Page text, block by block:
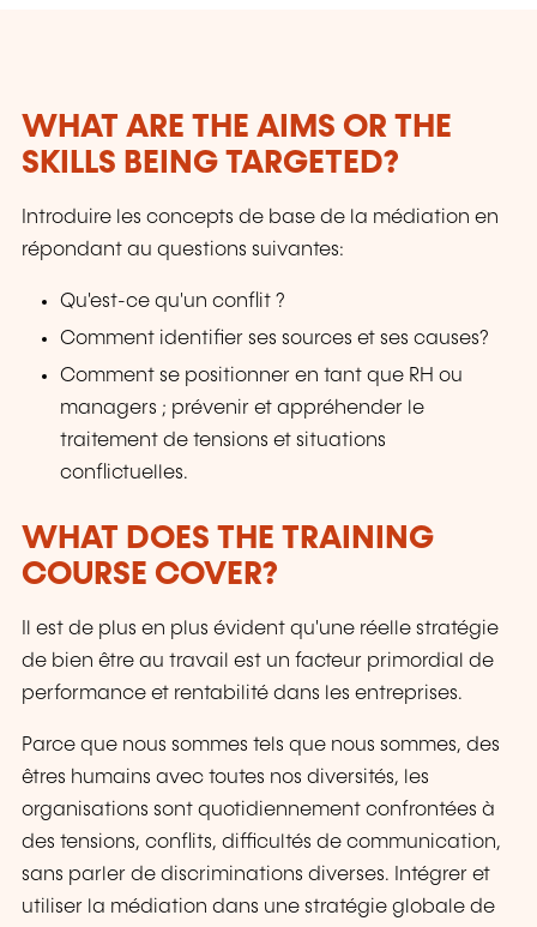
WHAT ARE THE AIMS OR THE
SKILLS BEING TARGETED?
Introduire les concepts de base de la médiation en
répondant au questions suivantes:
Qu'est-ce qu'un conflit ?
Comment identifier ses sources et ses causes?
Comment se positionner en tant que RH ou
managers ; prévenir et appréhender le
traitement de tensions et situations
conflictuelles.
WHAT DOES THE TRAINING
COURSE COVER?
Il est de plus en plus évident qu'une réelle stratégie
de bien être au travail est un facteur primordial de
performance et rentabilité dans les entreprises.
Parce que nous sommes tels que nous sommes, des
êtres humains avec toutes nos diversités, les
organisations sont quotidiennement confrontées à
des tensions, conflits, difficultés de communication,
sans parler de discriminations diverses. Intégrer et
utiliser la médiation dans une stratégie globale de